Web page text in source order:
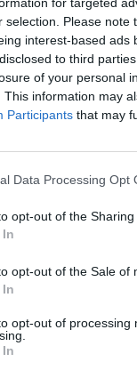
selection. Please
interest-based ads
to third
of your personal
This information may
Participants that may
Data Processing Opt
opt-out of the Sharing
opt-out of the Sale of
opt-out of processing